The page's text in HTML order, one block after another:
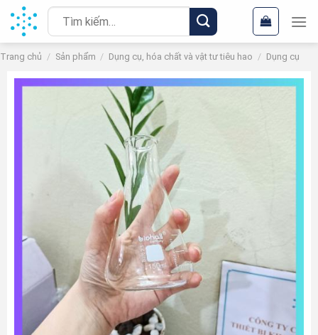
Chuyển
đến
nội
dung
Tìm
kiếm:
Trang chủ / Sản phẩm / Dụng cụ, hóa chất và vật tư tiêu hao / Dụng cụ